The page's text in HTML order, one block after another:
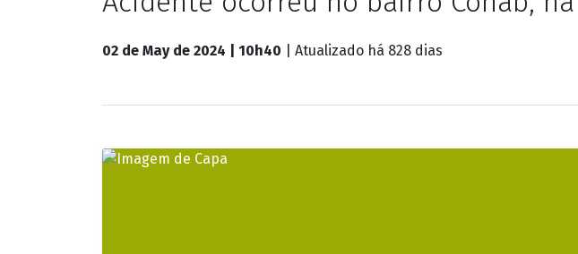
02 de May de 2024 | 10h40 | Atualizado há 828 dias